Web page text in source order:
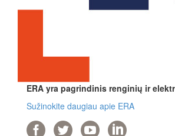
ERA yra pagrindinis renginių ir
Sužinokite daugiau apie ERA